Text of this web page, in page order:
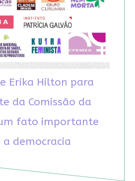
Erika Hilton para
da Comissão da
fato importante
a democracia